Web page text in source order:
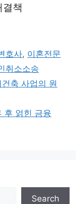
책
호사, 이혼전문
취소소송
축 사업의 원
후 얽힌 금융
Search